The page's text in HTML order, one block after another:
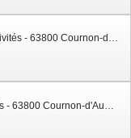
141 Avenue de la Gare Zone d'activités - 63800 Cournon-d'Auvergne
11 rue Saint exupéry Zone activités - 63800 Cournon-d'Auvergne